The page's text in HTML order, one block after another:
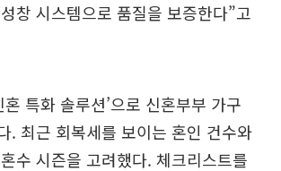
창 시스템으로 품질을 보증한다”고
혼 특화 솔루션’으로 신혼부부 가구
. 최근 회복세를 보이는 혼인 건수와
수 시즌을 고려했다. 체크리스트를